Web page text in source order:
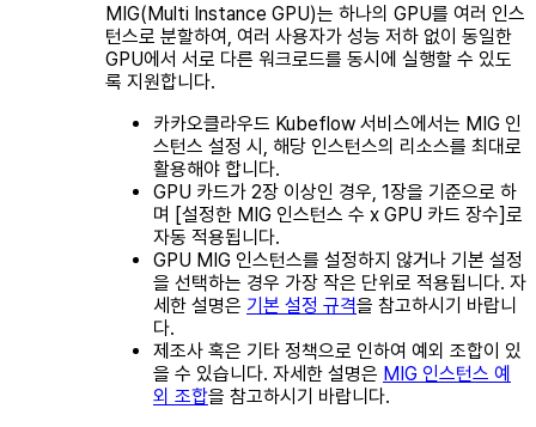
MIG(Multi Instance GPU)는 하나의 GPU를 여러 인스
턴스로 분할하여, 여러 사용자가 성능 저하 없이 동일한
GPU에서 서로 다른 워크로드를 동시에 실행할 수 있도
록 지원합니다.
카카오클라우드 Kubeflow 서비스에서는 MIG 인
스턴스 설정 시, 해당 인스턴스의 리소스를 최대로
활용해야 합니다.
GPU 카드가 2장 이상인 경우, 1장을 기준으로 하
며 [설정한 MIG 인스턴스 수 x GPU 카드 장수]로
자동 적용됩니다.
GPU MIG 인스턴스를 설정하지 않거나 기본 설정
을 선택하는 경우 가장 작은 단위로 적용됩니다. 자
세한 설명은 기본 설정 규격을 참고하시기 바랍니
다.
제조사 혹은 기타 정책으로 인하여 예외 조합이 있
을 수 있습니다. 자세한 설명은 MIG 인스턴스 예
외 조합을 참고하시기 바랍니다.